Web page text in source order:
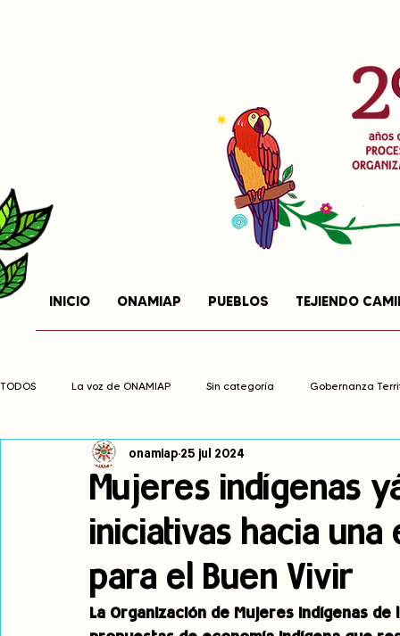
INICIO ONAMIAP PUEBLOS TEJIENDO
TODOS La voz de ONAMIAP Sin categoría Gobernanza
Cambio climático Navegador indígena
Pronunciamientos Observatorio de consulta previa
jóvenes indígenas
Mujeres indígenas
iniciativas hacia
para el Buen Vivir
onamiap 25 jul 2024
La Organización de Mujeres Indígenas de